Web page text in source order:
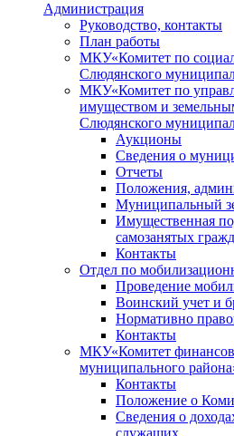
Администрация
Руководство, контакты
План работы
МКУ«Комитет по
Слюдянского
МКУ«Комитет по
имуществом и
Слюдянского
Аукционы
Сведения о
Отчеты
Положения,
Муниципальный
Имущественная
самозанятых
Контакты
Отдел по
Проведение
Воинский учет и
Нормативно
Контакты
МКУ«Комитет
муниципального
Контакты
Положение о
Сведения о
служащих